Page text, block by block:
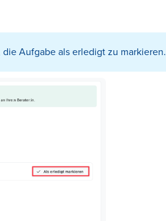
Aufgabe als erledigt zu markieren.